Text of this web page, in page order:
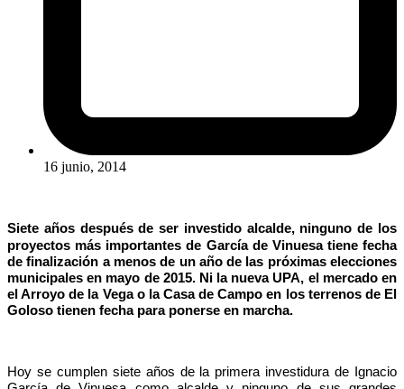
16 junio, 2014
Siete años después de ser investido alcalde, ninguno de los
proyectos más importantes de García de Vinuesa tiene fecha
de finalización a menos de un año de las próximas elecciones
municipales en mayo de 2015. Ni la nueva UPA, el mercado en
el Arroyo de la Vega o la Casa de Campo en los terrenos de El
Goloso tienen fecha para ponerse en marcha.
Hoy se cumplen siete años de la primera investidura de Ignacio